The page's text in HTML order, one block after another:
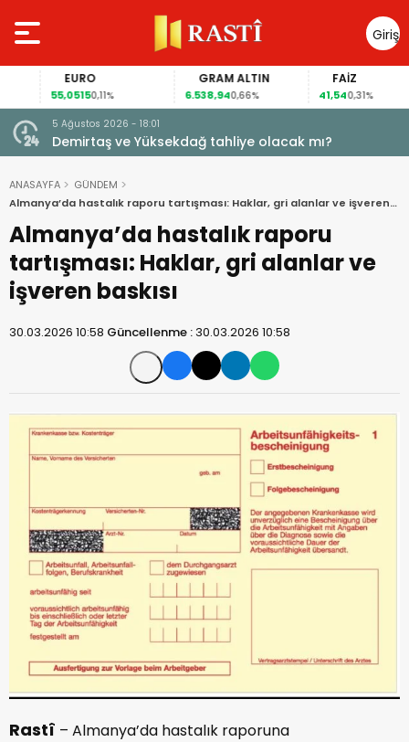
Giriş
Yap
EURO
55,05150,11%
GRAM ALTIN
6.538,940,66%
FAİZ
41,540,31%
5 Ağustos 2026 - 18:01
Demirtaş ve Yüksekdağ tahliye olacak mı?
ANASAYFA
GÜNDEM
Almanya’da hastalık raporu tartışması: Haklar, gri alanlar ve işveren
baskısı
Almanya’da hastalık raporu
tartışması: Haklar, gri alanlar ve
işveren baskısı
30.03.2026 10:58 Güncellenme :30.03.2026 10:58
Rastî – Almanya’da hastalık raporuna